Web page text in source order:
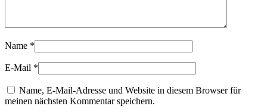
Name *
E-Mail *
Name, E-Mail-Adresse und Website in diesem Browser für
meinen nächsten Kommentar speichern.